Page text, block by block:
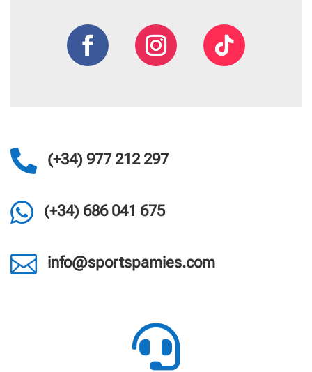
 (+34) 977 212 297
 (+34) 686 041 675
 info@sportspamies.com
